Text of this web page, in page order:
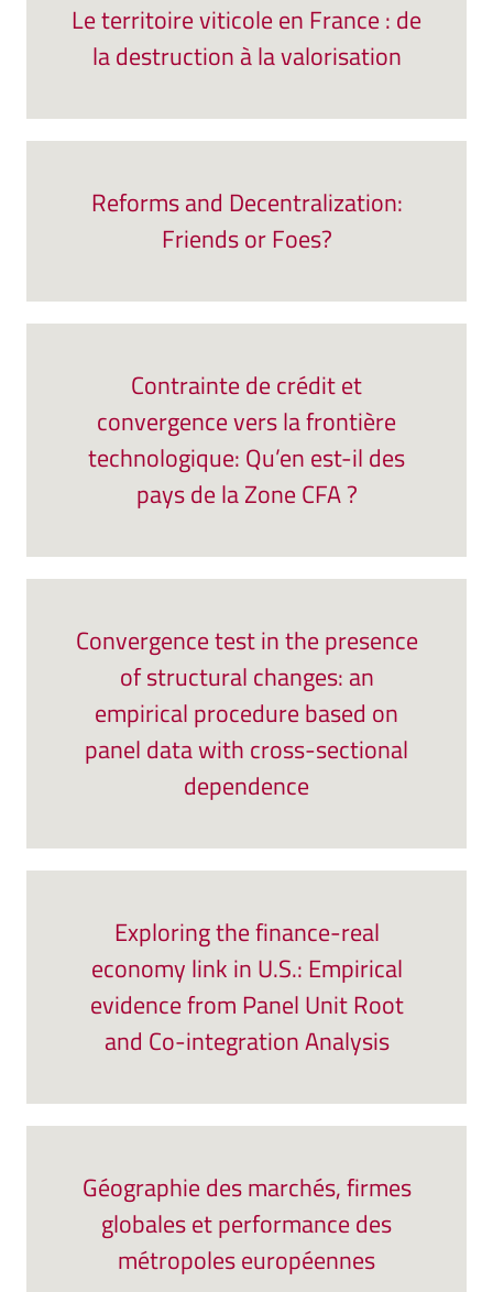
Le territoire viticole en France : de
la destruction à la valorisation
Reforms and Decentralization:
Friends or Foes?
Contrainte de crédit et
convergence vers la frontière
technologique: Qu’en est-il des
pays de la Zone CFA ?
Convergence test in the presence
of structural changes: an
empirical procedure based on
panel data with cross-sectional
dependence
Exploring the finance-real
economy link in U.S.: Empirical
evidence from Panel Unit Root
and Co-integration Analysis
Géographie des marchés, firmes
globales et performance des
métropoles européennes